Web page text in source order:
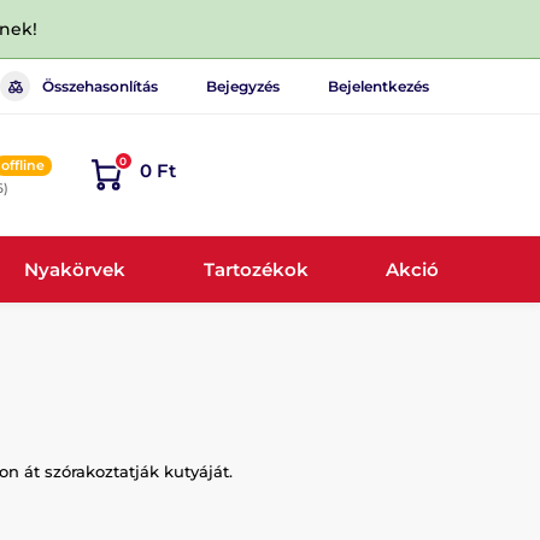
Összehasonlítás Bejegyzés Bejelentkezés
offline
0 0 Ft
Nyakörvek Tartozékok Akció
át szórakoztatják kutyáját.